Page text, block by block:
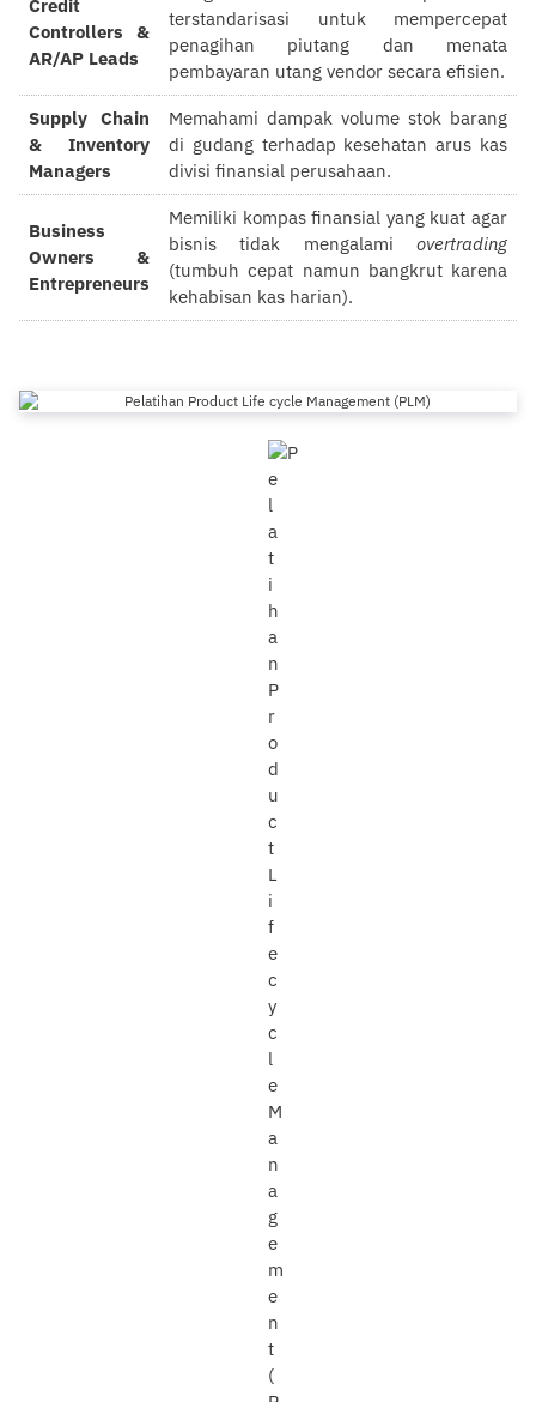
Credit
Controllers &
AR/AP Leads
terstandarisasi untuk mempercepat
penagihan piutang dan menata
pembayaran utang vendor secara efisien.
Supply Chain
& Inventory
Managers
Memahami dampak volume stok barang
di gudang terhadap kesehatan arus kas
divisi finansial perusahaan.
Business
Owners &
Entrepreneurs
Memiliki kompas finansial yang kuat agar
bisnis tidak mengalami overtrading
(tumbuh cepat namun bangkrut karena
kehabisan kas harian).
Pelatihan Product Life cycle